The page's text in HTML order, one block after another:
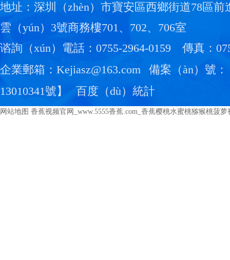
地址：深圳（zhèn）市寶安區西鄉街道78區前
雲（yún）3號商務樓701、702、706室
谘詢（xún）電話：0755-2964-0159
傳真：
企業郵箱：Kejiasz@163.com
備案（àn）號：
13010341號 】 百度（dù）統計
网站地图 香蕉视频官网_www.5555香蕉.com_香蕉樱桃水蜜桃猕猴桃菠